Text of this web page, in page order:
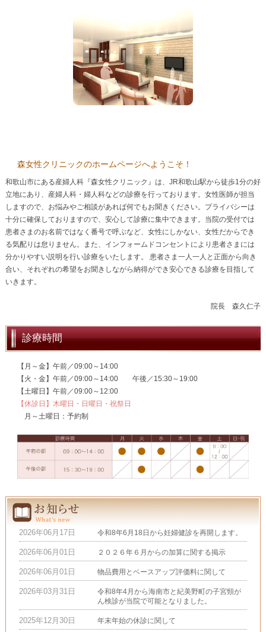
森女性クリニックのホームページへようこそ！
和歌山市にある産婦人科『森女性クリニック』は、JR和歌山駅から徒歩1分の好
立地にあり、産婦人科・婦人科などの診療を行っております。女性医師が担当
しますので、お悩みやご相談があれば何でもお聞きください。プライバシーは
十分に確保しておりますので、安心して診療に集中できます。当院の受付では
患者さまのお名前ではなく番号で呼ぶなど、女性にしかない、女性だからでき
る気配りは怠りません。また、インフォームドコンセントにより患者さまには
分かりやすい説明を行い診療をいたします。 患者さま一人一人と正面から向き
合い、それぞれの希望をお聞きしながら納得ができ安心できる診療を目指して
いきます。
院長 森久仁子
診療時間
【月～金】午前／09:00～14:00
【火・金】午前／09:00～14:00 午後／15:30～19:00
【土曜日】午前／09:00～12:00
【休診日】木曜日・日曜日・祝祭日
月～土曜日：予約制
2026年06月17日 令和8年6月18日から妊婦健診を再開します。
2026年06月01日 ２０２６年６月からの加算に関する掲示
2026年06月01日 物品費用とベースアップ評価料に関して
2026年03月31日
令和8年4月から海南市と紀美野町の子宮頸が
ん検診が当院で可能となりました。
2025年12月30日 年末年始の休診に関して